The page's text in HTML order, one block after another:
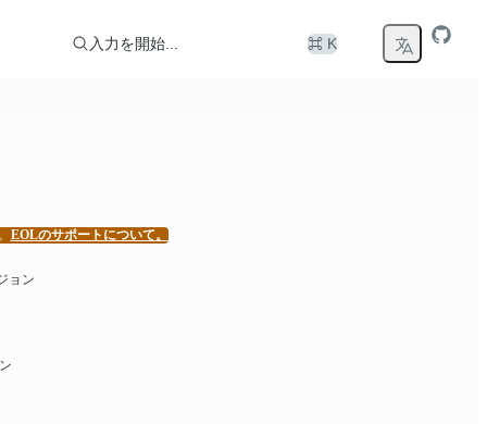
入力を開始... ⌘ K
EOLのサポートについて。
ョン